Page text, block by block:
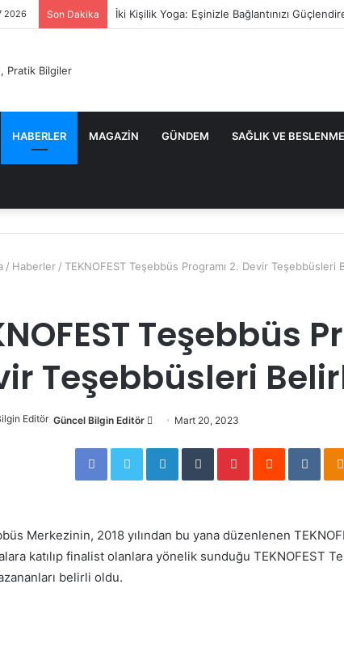
2026 Son Dakika İki Kişilik Yoga: Eşinizle Bağlantınızı
HABERLER MAGAZIN GÜNDEM SAĞLIK VE BESLENME
/ Haberler / TEKNOFEST Teşebbüs Programı 2. Devir Teşebbüsleri
Teşebbüs
Teşebbüsleri
Güncel Bilgin Editör
d
e
m
Mart 20, 2023
Facebook Twitter LinkedIn Tumblr Pinterest Reddit VKontakte
Merkezinin, 2018 yılından bu yana düzenlenen
katılıp finalist olanlara yönelik sunduğu TEKNOFEST
belirli oldu.